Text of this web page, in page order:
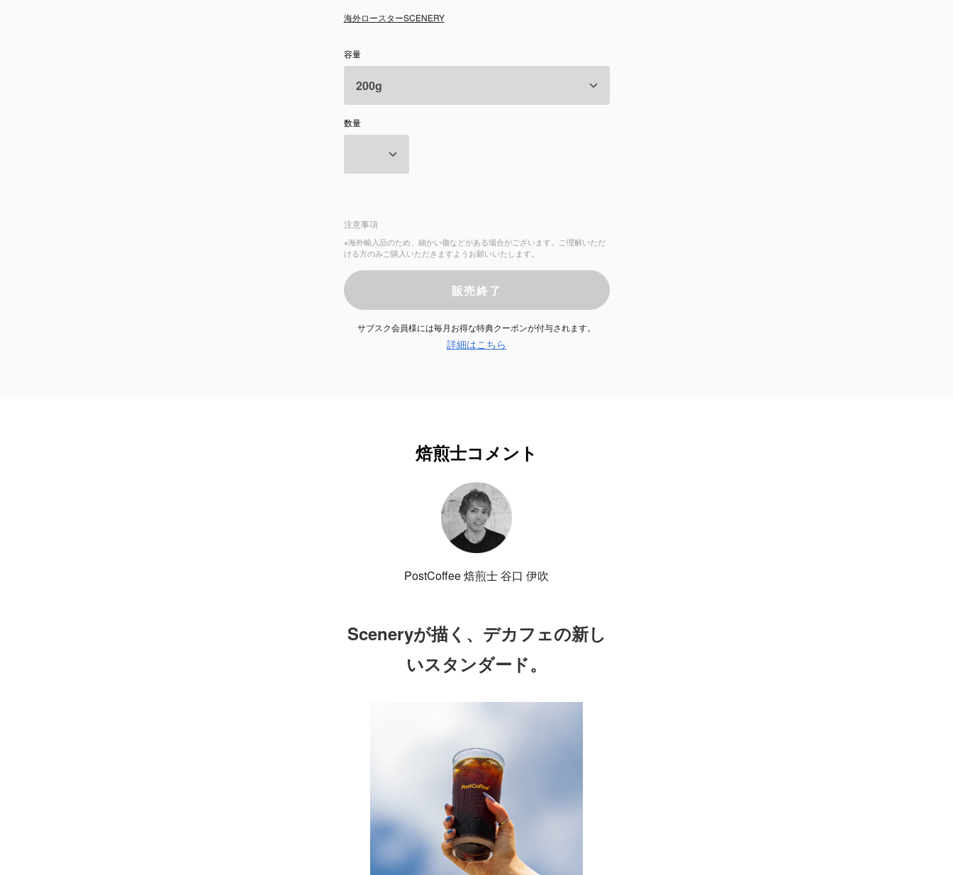
海外ロースターSCENERY
容量
数量
注意事項
※海外輸入品のため、細かい傷などがある場合がございます。ご理解いただ
ける方のみご購入いただきますようお願いいたします。
販売終了
サブスク会員様には毎月お得な特典クーポンが付与されます。
詳細はこちら
焙煎士コメント
PostCoffee 焙煎士 谷口 伊吹
Sceneryが描く、デカフェの新し
いスタンダード。